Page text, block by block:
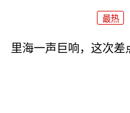
最热
里海一声巨响，这次差